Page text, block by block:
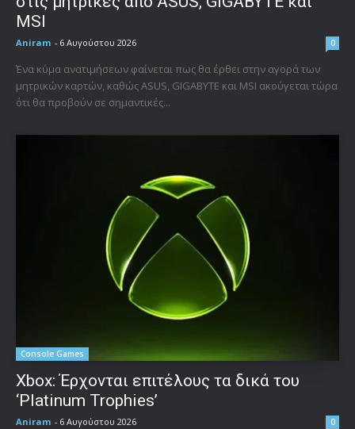
MSI
Aniram - 6 Αυγούστου 2026 0
Ένα κύμα ανατιμήσεων φαίνεται πως θα έρθει στην αγορά των
μητρικών καρτών, καθώς ASUS, GIGABYTE και MSI ακούγεται τώρα
ότι θα προβούν σε σημαντικές...
Console Games
Xbox: Έρχονται επιτέλους τα δικά του
‘Platinum Trophies’
Aniram - 6 Αυγούστου 2026 0